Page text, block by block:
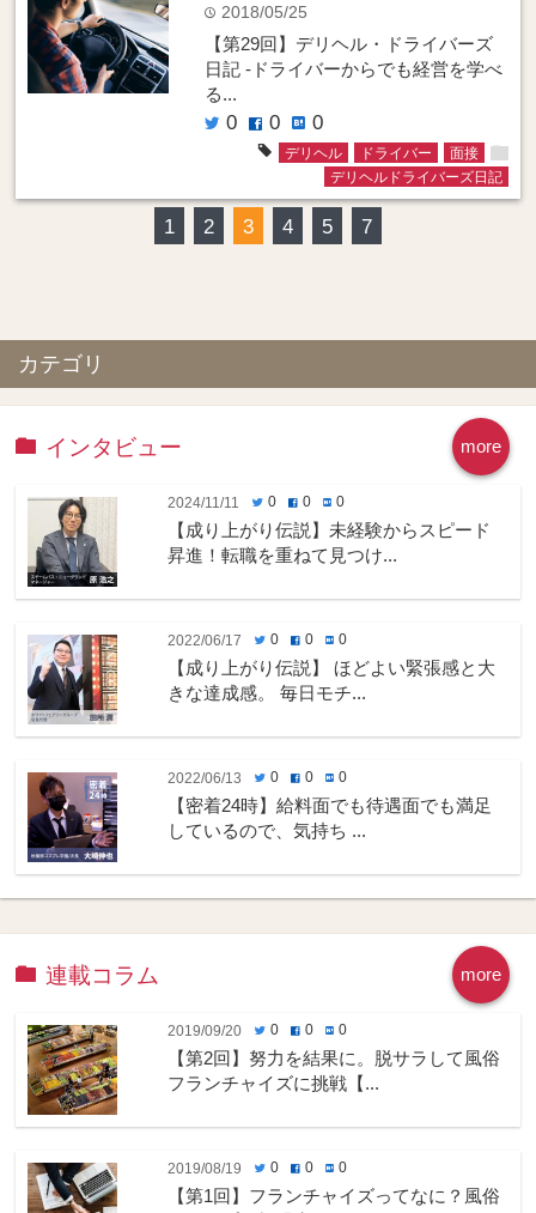
time 2018/05/25
【第29回】デリヘル・ドライバーズ
日記 -ドライバーからでも経営を学べ
る...
twitter 0 facebook 0 hatenabookmark 0
tag デリヘル ドライバー 面接 folder
デリヘルドライバーズ日記
1 2 3 4 5 7
カテゴリ
more
インタビュー
2024/11/11 twitter0 facebook0 hatenabookmark0
【成り上がり伝説】未経験からスピード
昇進！転職を重ねて見つけ...
2022/06/17 twitter0 facebook0 hatenabookmark0
【成り上がり伝説】 ほどよい緊張感と大
きな達成感。 毎日モチ...
2022/06/13 twitter0 facebook0 hatenabookmark0
【密着24時】給料面でも待遇面でも満足
しているので、気持ち ...
more
連載コラム
2019/09/20 twitter0 facebook0 hatenabookmark0
【第2回】努力を結果に。脱サラして風俗
フランチャイズに挑戦【...
2019/08/19 twitter0 facebook0 hatenabookmark0
【第1回】フランチャイズってなに？風俗